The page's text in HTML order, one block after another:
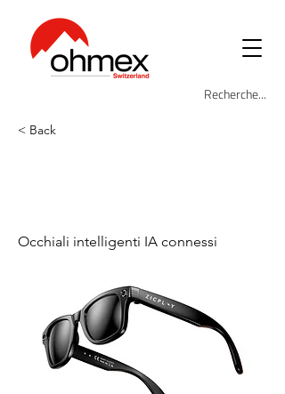
< Back
Occhiali intelligenti IA connessi